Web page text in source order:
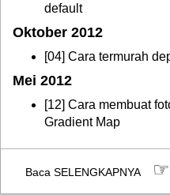
default
Oktober 2012
[04] Cara termurah
Mei 2012
[12] Cara membuat
Gradient Map
Baca SELENGKAPNYA ☞